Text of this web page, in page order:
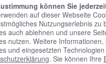
können Sie
auf dieser Webseite
Nutzungserlebnis zu
auch ablehnen und unsere
nutzen. Weitere
und eingesetzten
. Sie können Ihre